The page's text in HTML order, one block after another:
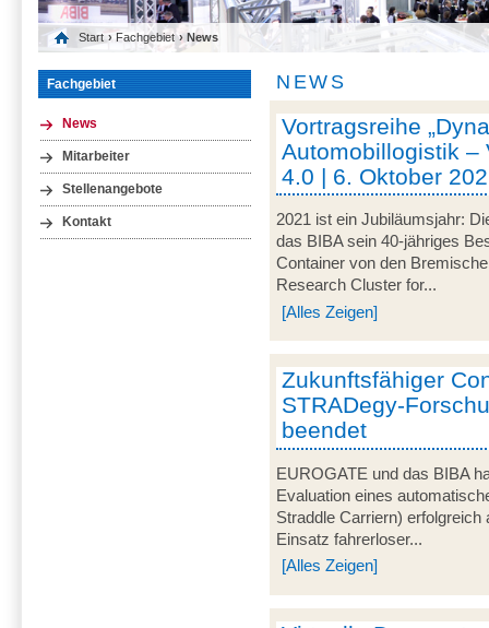
Start › Fachgebiet › News
Fachgebiet
News
Mitarbeiter
Stellenangebote
Kontakt
NEWS
Vortragsreihe
Automobillogistik –
4.0 | 6. Oktober
2021 ist ein Jubiläumsjahr:
das BIBA sein 40-jähriges
Container von den
Research Cluster for...
[Alles Zeigen]
Zukunftsfähiger
STRADegy-
beendet
EUROGATE und das BIBA
Evaluation eines
Straddle Carriern)
Einsatz fahrerloser...
[Alles Zeigen]